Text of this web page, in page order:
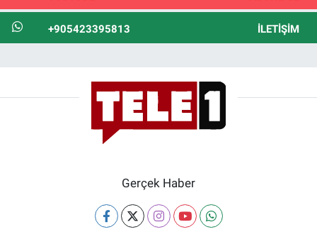
+905423395813 İLETIŞIM
Gerçek Haber